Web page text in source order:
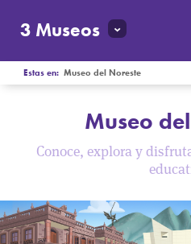
3 Museos
Estas en:Museo del Noreste
Museo
Conoce, explora y